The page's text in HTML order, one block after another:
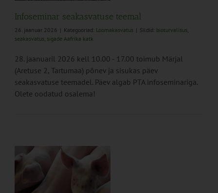
Infoseminar seakasvatuse teemal
26. jaanuar 2026 | Kategooriad: Loomakasvatus | Sildid: bioturvalisus,
seakasvatus, sigade Aafrika katk
28. jaanuaril 2026 kell 10.00 - 17.00 toimub Märjal
(Aretuse 2, Tartumaa) põnev ja sisukas päev
seakasvatuse teemadel. Päev algab PTA infoseminariga.
Olete oodatud osalema!